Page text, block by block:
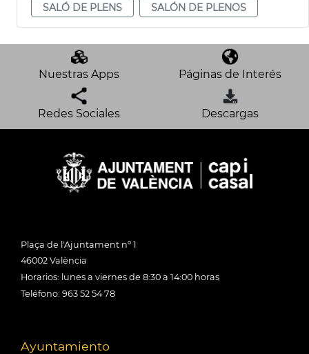
SALÓ DE PLENS
SALÓN DE PLENOS
Nuestras Apps Páginas de Interés
Redes Sociales Descargas
Plaça de l'Ajuntament nº 1
46002 València
Horarios: lunes a viernes de 8:30 a 14:00 horas
Teléfono: 963 52 54 78
Ayuntamiento